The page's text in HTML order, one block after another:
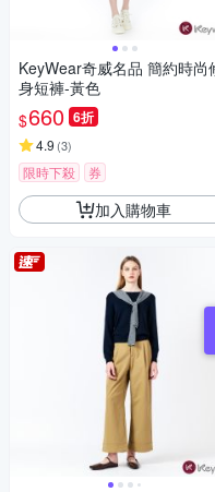
KeyWear奇威名品 簡約時尚
身短褲-黃色
$660 6折
4.9 (3)
限時下殺 券
加入購物車